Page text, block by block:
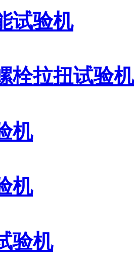
试验机
栓拉扭试验机
机
机
验机